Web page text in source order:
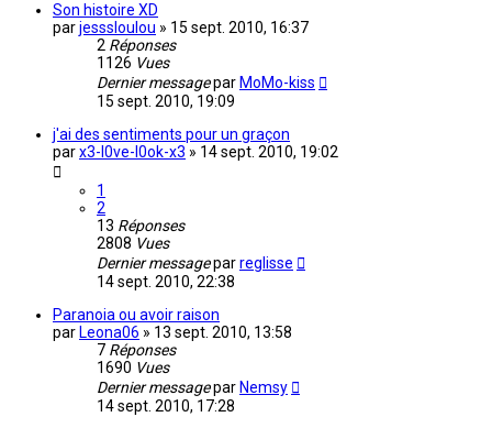
Son histoire XD
parjesssloulou » 15 sept. 2010, 16:37
2 Réponses
1126 Vues
Dernier messagepar MoMo-kiss
15 sept. 2010, 19:09
j'ai des sentiments pour un graçon
parx3-l0ve-l0ok-x3 » 14 sept. 2010, 19:02
1
2
13 Réponses
2808 Vues
Dernier messageparreglisse
14 sept. 2010, 22:38
Paranoia ou avoir raison
par Leona06 » 13 sept. 2010, 13:58
7 Réponses
1690 Vues
Dernier messagepar Nemsy
14 sept. 2010, 17:28